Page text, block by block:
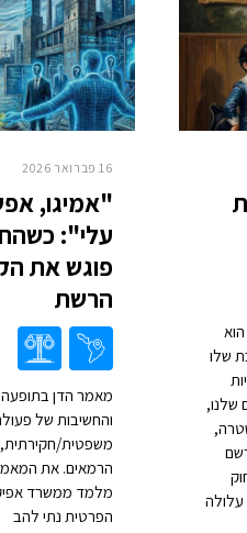
שלו
שלנו,
16 פברואר 2026
"אמיגו,
עלי":
פוגש את
הרשת
מאמר הדן
והחשיבות של
משפטית/חקירתית,
הרמאים. את
מלמד ממשרד
הפרטית נתי להב